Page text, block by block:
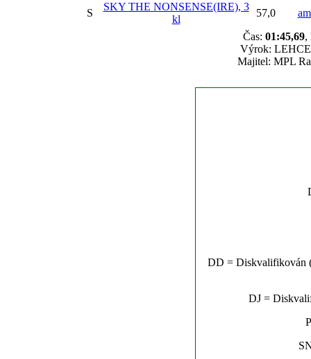
S
SKY THE NONSENSE(IRE), 3
kl
57,0
Čas: 01:45,69,
Výrok: LEHCE
Majitel: MPL
DD = Diskvalifikován
DJ =